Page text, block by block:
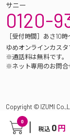
0
税込 0 円
サニー
0120-
［受付時間］あさ10
ゆめオンラインカス
※通話料は無料です。
※ネット専用のお問合
Copyright © IZUMI